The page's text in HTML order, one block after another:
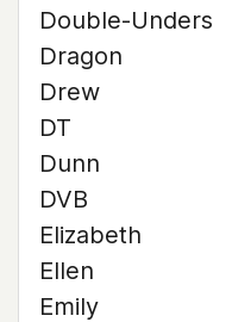
Double-Unders
Dragon
Drew
DT
Dunn
DVB
Elizabeth
Ellen
Emily